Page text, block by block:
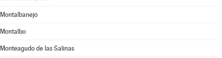
Montalbanejo
Montalbo
Monteagudo de las Salinas